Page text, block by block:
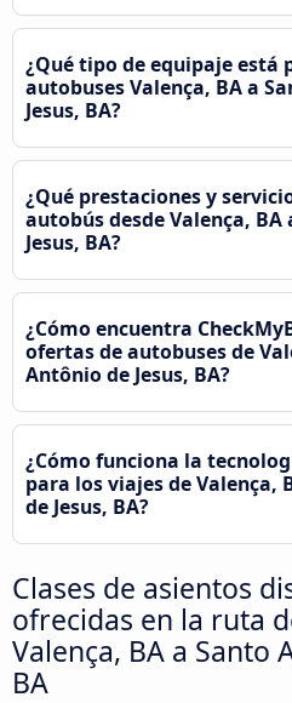
¿Qué tipo de equipaje está
autobuses Valença, BA a
Jesus, BA?
¿Qué prestaciones y
autobús desde Valença,
Jesus, BA?
¿Cómo encuentra
ofertas de autobuses de
Antônio de Jesus, BA?
¿Cómo funciona la
para los viajes de Valença,
de Jesus, BA?
Clases de asientos
ofrecidas en la ruta
Valença, BA a Santo
BA